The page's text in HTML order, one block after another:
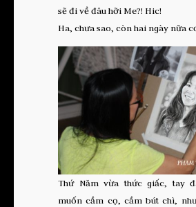
sẽ đi về đâu hỡi Me?! Hic!
Ha, chưa sao, còn hai ngày nữa
Thứ Năm vừa thức giấc, tay
muốn cầm cọ, cầm bút chì,